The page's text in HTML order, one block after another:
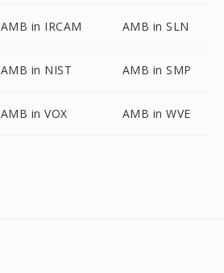
AMB in IRCAM AMB in SLN
AMB in NIST AMB in SMP
AMB in VOX AMB in WVE